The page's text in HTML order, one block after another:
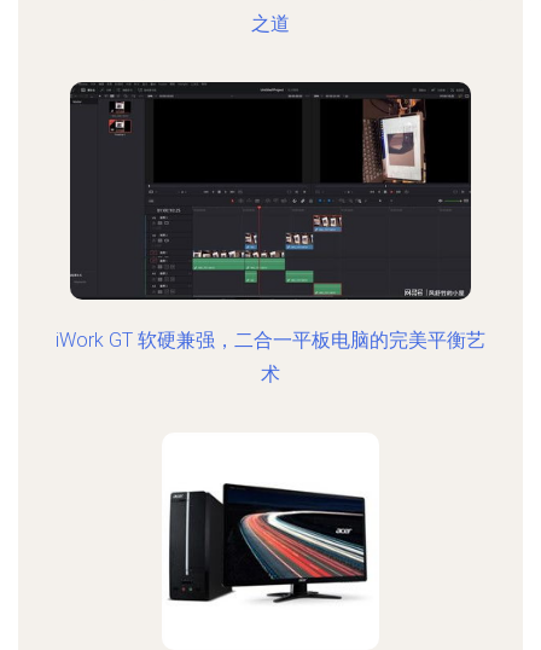
之道
iWork GT 软硬兼强，二合一平板电脑的完美平衡艺
术